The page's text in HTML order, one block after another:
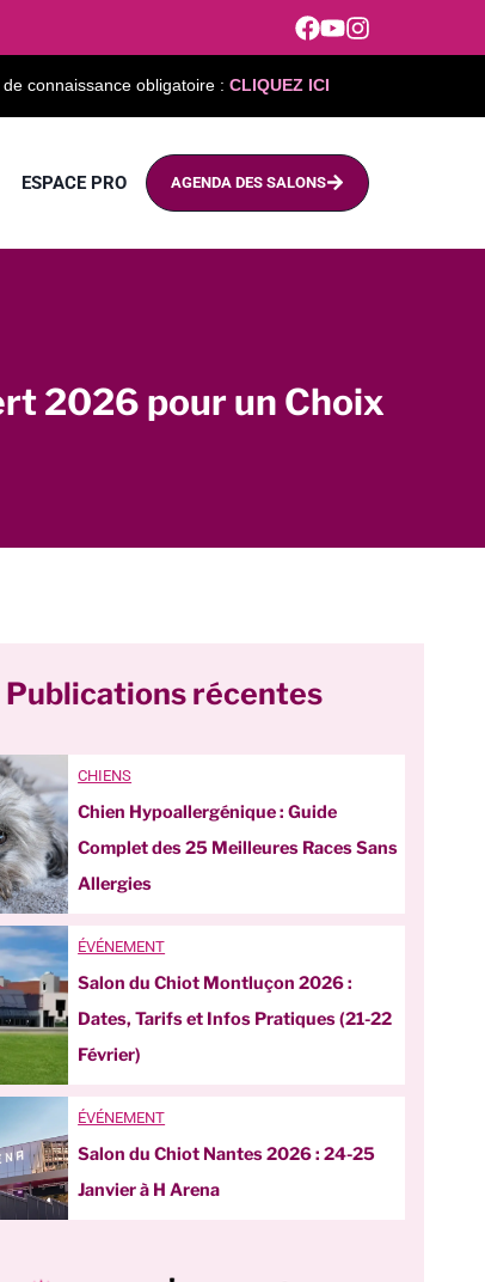
de connaissance obligatoire : CLIQUEZ ICI
ESPACE PRO AGENDA DES SALONS
2026 pour un Choix
Publications récentes
CHIENS
Chien Hypoallergénique : Guide
Complet des 25 Meilleures Races Sans
Allergies
ÉVÉNEMENT
Salon du Chiot Montluçon 2026 :
Dates, Tarifs et Infos Pratiques (21-22
Février)
ÉVÉNEMENT
Salon du Chiot Nantes 2026 : 24-25
Janvier à H Arena